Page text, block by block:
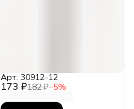
173 ₽182 ₽−5%
Арт: 30912-12